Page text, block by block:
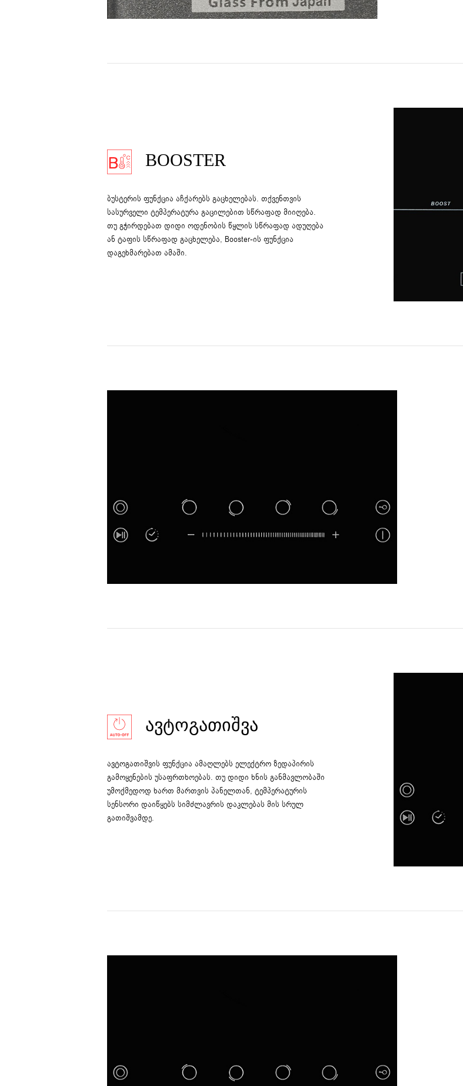
BOOSTER
ბუსტერის ფუნქცია აჩქარებს გაცხელებას. თქვენთვის
სასურველი ტემპერატურა გაცილებით სწრაფად მიიღება.
თუ გჭირდებათ დიდი ოდენობის წყლის სწრაფად ადუღება
ან ტაფის სწრაფად გაცხელება, Booster-ის ფუნქცია
დაგეხმარებათ ამაში.
ᲐᲕᲢᲝᲒᲐᲗᲘᲨᲕᲐ
ავტოგათიშვის ფუნქცია ამაღლებს ელექტრო ზედაპირის
გამოყენების უსაფრთხოებას. თუ დიდი ხნის განმავლობაში
უმოქმედოდ ხართ მართვის პანელთან, ტემპერატურის
სენსორი დაიწყებს სიმძლავრის დაკლებას მის სრულ
გათიშვამდე.